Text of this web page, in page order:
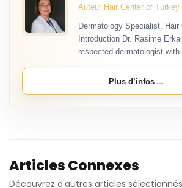
Auteur Hair Center of Turkey
Dermatology Specialist,
Introduction Dr. Rasime
respected dermatologist with
Plus d’infos→
Articles Connexes
Découvrez d'autres articles